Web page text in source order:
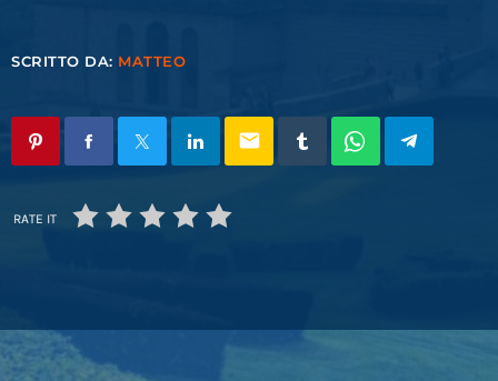
SCRITTO DA: MATTEO
email
RATE IT